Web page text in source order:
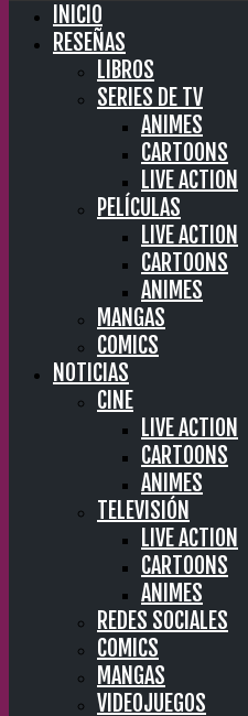
INICIO
RESEÑAS
LIBROS
SERIES DE TV
ANIMES
CARTOONS
LIVE ACTION
PELÍCULAS
LIVE ACTION
CARTOONS
ANIMES
MANGAS
COMICS
NOTICIAS
CINE
LIVE ACTION
CARTOONS
ANIMES
TELEVISIÓN
LIVE ACTION
CARTOONS
ANIMES
REDES SOCIALES
COMICS
MANGAS
VIDEOJUEGOS